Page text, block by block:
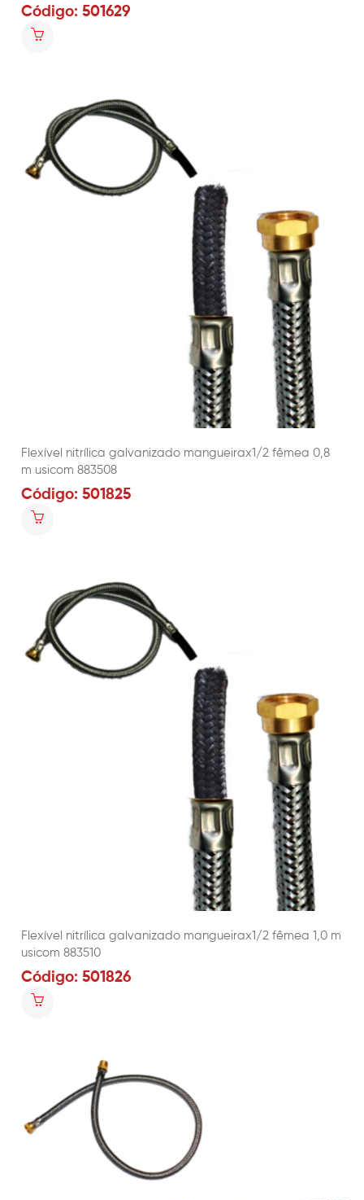
Código: 501629
Flexível nitrílica galvanizado mangueirax1/2 fêmea 0,8
m usicom 883508
Código: 501825
Flexível nitrílica galvanizado mangueirax1/2 fêmea 1,0 m
usicom 883510
Código: 501826